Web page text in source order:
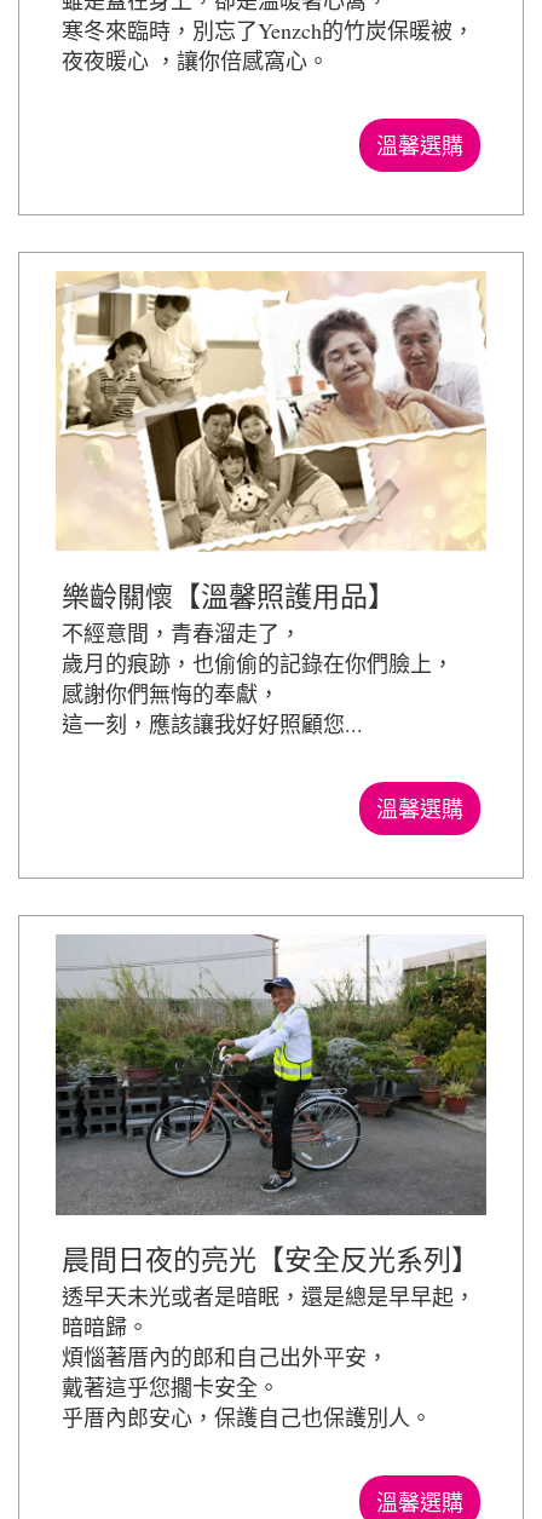
寒冬來臨時，別忘了Yenzch的竹炭保暖被，
夜夜暖心 ，讓你倍感窩心。
溫馨選購
樂齡關懷【溫馨照護用品】
不經意間，青春溜走了，
歲月的痕跡，也偷偷的記錄在你們臉上，
感謝你們無悔的奉獻，
這一刻，應該讓我好好照顧您...
溫馨選購
晨間日夜的亮光【安全反光系列】
透早天未光或者是暗眠，還是總是早早起，
暗暗歸。
煩惱著厝內的郎和自己出外平安，
戴著這乎您擱卡安全。
乎厝內郎安心，保護自己也保護別人。
溫馨選購